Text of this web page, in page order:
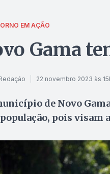
EM AÇÃO
Gama
22 novembro 2023 às
de Novo
pois visam